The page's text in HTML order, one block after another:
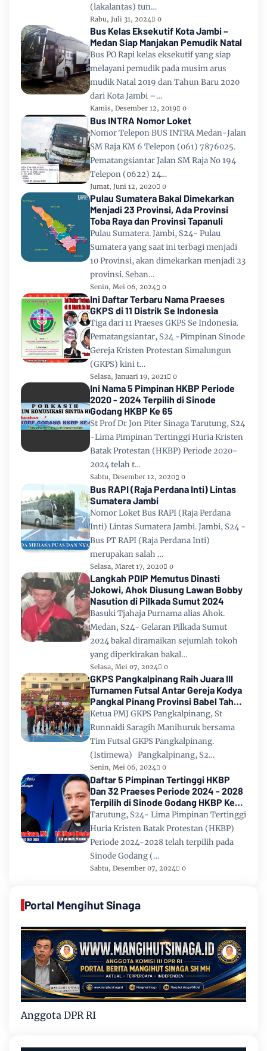
(lakalantas) tun…
Rabu, Juli 31, 2024 0
Bus Kelas Eksekutif Kota Jambi –
Medan Siap Manjakan Pemudik Natal
Bus PO Rapi kelas eksekutif yang siap
melayani pemudik pada musim arus
mudik Natal 2019 dan Tahun Baru 2020
dari Kota Jambi –…
Kamis, Desember 12, 2019 0
Bus INTRA Nomor Loket
Nomor Telepon BUS INTRA Medan-Jalan
SM Raja KM 6 Telepon (061) 7876025.
Pematangsiantar Jalan SM Raja No 194
Telepon (0622) 24…
Jumat, Juni 12, 2020 0
Pulau Sumatera Bakal Dimekarkan
Menjadi 23 Provinsi, Ada Provinsi
Toba Raya dan Provinsi Tapanuli
Pulau Sumatera. Jambi, S24- Pulau
Sumatera yang saat ini terbagi menjadi
10 Provinsi, akan dimekarkan menjadi 23
provinsi. Seban…
Senin, Mei 06, 2024 0
Ini Daftar Terbaru Nama Praeses
GKPS di 11 Distrik Se Indonesia
Tiga dari 11 Praeses GKPS Se Indonesia.
Pematangsiantar, S24 -Pimpinan Sinode
Gereja Kristen Protestan Simalungun
(GKPS) kini t…
Selasa, Januari 19, 2021 0
Ini Nama 5 Pimpinan HKBP Periode
2020 - 2024 Terpilih di Sinode
Godang HKBP Ke 65
St Prof Dr Jon Piter Sinaga Tarutung, S24
-Lima Pimpinan Tertinggi Huria Kristen
Batak Protestan (HKBP) Periode 2020-
2024 telah t…
Sabtu, Desember 12, 2020 0
Bus RAPI (Raja Perdana Inti) Lintas
Sumatera Jambi
Nomor Loket Bus RAPI (Raja Perdana
Inti) Lintas Sumatera Jambi. Jambi, S24 -
Bus PT RAPI (Raja Perdana Inti)
merupakan salah …
Selasa, Maret 17, 2020 0
Langkah PDIP Memutus Dinasti
Jokowi, Ahok Diusung Lawan Bobby
Nasution di Pilkada Sumut 2024
Basuki Tjahaja Purnama alias Ahok.
Medan, S24- Gelaran Pilkada Sumut
2024 bakal diramaikan sejumlah tokoh
yang diperkirakan bakal…
Selasa, Mei 07, 2024 0
GKPS Pangkalpinang Raih Juara III
Turnamen Futsal Antar Gereja Kodya
Pangkal Pinang Provinsi Babel Tahun
2024
Ketua PMJ GKPS Pangkalpinang, St
Runnaidi Saragih Manihuruk bersama
Tim Futsal GKPS Pangkalpinang.
(Istimewa) Pangkalpinang, S2…
Senin, Mei 06, 2024 0
Daftar 5 Pimpinan Tertinggi HKBP
Dan 32 Praeses Periode 2024 - 2028
Terpilih di Sinode Godang HKBP Ke
67 Tahun 2024
Tarutung, S24- Lima Pimpinan Tertinggi
Huria Kristen Batak Protestan (HKBP)
Periode 2024-2028 telah terpilih pada
Sinode Godang (…
Sabtu, Desember 07, 2024 0
Portal Mengihut Sinaga
Anggota DPR RI